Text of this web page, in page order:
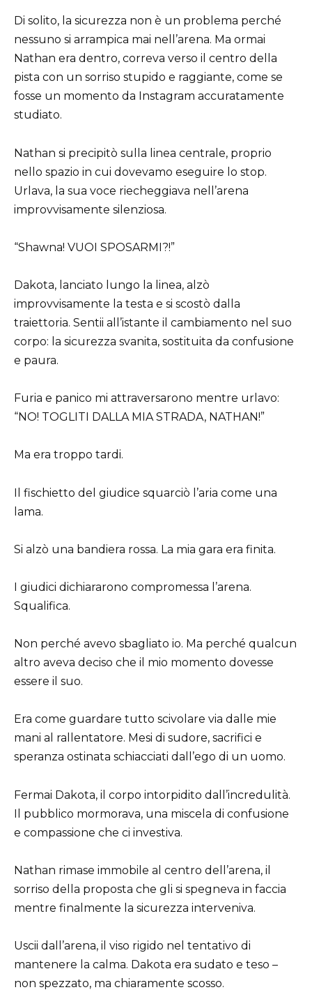
Di solito, la sicurezza non è un problema perché
nessuno si arrampica mai nell’arena. Ma ormai
Nathan era dentro, correva verso il centro della
pista con un sorriso stupido e raggiante, come se
fosse un momento da Instagram accuratamente
studiato.
Nathan si precipitò sulla linea centrale, proprio
nello spazio in cui dovevamo eseguire lo stop.
Urlava, la sua voce riecheggiava nell’arena
improvvisamente silenziosa.
“Shawna! VUOI SPOSARMI?!”
Dakota, lanciato lungo la linea, alzò
improvvisamente la testa e si scostò dalla
traiettoria. Sentii all’istante il cambiamento nel suo
corpo: la sicurezza svanita, sostituita da confusione
e paura.
Furia e panico mi attraversarono mentre urlavo:
“NO! TOGLITI DALLA MIA STRADA, NATHAN!”
Ma era troppo tardi.
Il fischietto del giudice squarciò l’aria come una
lama.
Si alzò una bandiera rossa. La mia gara era finita.
I giudici dichiararono compromessa l’arena.
Squalifica.
Non perché avevo sbagliato io. Ma perché qualcun
altro aveva deciso che il mio momento dovesse
essere il suo.
Era come guardare tutto scivolare via dalle mie
mani al rallentatore. Mesi di sudore, sacrifici e
speranza ostinata schiacciati dall’ego di un uomo.
Fermai Dakota, il corpo intorpidito dall’incredulità.
Il pubblico mormorava, una miscela di confusione
e compassione che ci investiva.
Nathan rimase immobile al centro dell’arena, il
sorriso della proposta che gli si spegneva in faccia
mentre finalmente la sicurezza interveniva.
Uscii dall’arena, il viso rigido nel tentativo di
mantenere la calma. Dakota era sudato e teso –
non spezzato, ma chiaramente scosso.